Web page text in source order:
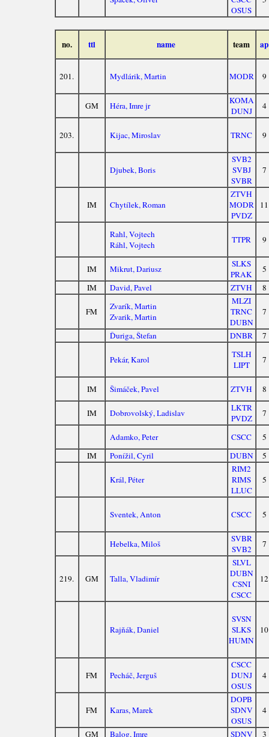
OSUS
no. ttl name team ap
201. Mydlárik, Martin MODR 9
GM Héra, Imre jr
KOMA
DUNJ
4
203. Kijac, Miroslav TRNC 9
Djubek, Boris
SVB2
SVBJ
SVBR
7
IM Chytílek, Roman
ZTVH
MODR
PVDZ
11
Rahl, Vojtech
Ráhl, Vojtech
TTPR 9
IM Mikrut, Dariusz
SLKS
PRAK
5
IM
David, Pavel ZTVH 8
FM
Zvarík, Martin
Zvarik, Martin
MLZI
TRNC
DUBN
7
Ďuriga, Štefan DNBR 7
Pekár, Karol
TSLH
LIPT
7
IM Šimáček, Pavel ZTVH 8
IM Dobrovolský, Ladislav
LKTR
PVDZ
7
Adamko, Peter CSCC
5
IM
Ponížil, Cyril DUBN 5
Král, Péter
RIM2
RIMS
LLUC
5
Sventek, Anton CSCC 5
Hebelka, Miloš
SVBR
SVB2
7
219. GM Talla, Vladimír
SLVL
DUBN
CSNI
CSCC
12
Rajňák, Daniel
SVSN
SLKS
HUMN
10
FM Pecháč, Jerguš
CSCC
DUNJ
OSUS
4
FM Karas, Marek
DOPB
SDNV
OSUS
4
GM Balog, Imre SDNV 3